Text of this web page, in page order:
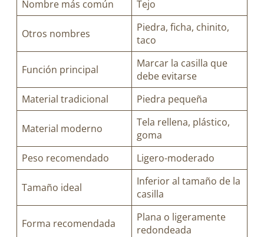
Nombre más común
Tejo
Otros nombres
Piedra, ficha, chinito,
taco
Función principal
Marcar la casilla que
debe evitarse
Material tradicional
Piedra pequeña
Material moderno
Tela rellena, plástico,
goma
Peso recomendado
Ligero-moderado
Tamaño ideal
Inferior al tamaño de la
casilla
Forma recomendada
Plana o ligeramente
redondeada